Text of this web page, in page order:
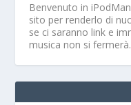
Benvenuto in
sito per renderlo di
se ci saranno link e
musica non si fermerà.